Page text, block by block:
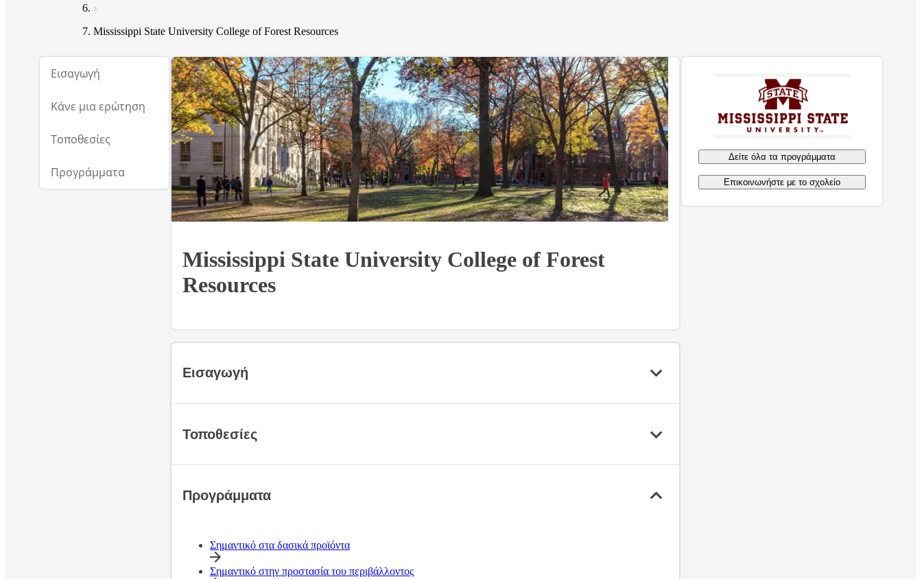
Mississippi State University College of Forest Resources
Εισαγωγή
Κάνε μια ερώτηση
Τοποθεσίες
Προγράμματα
Mississippi State University College of Forest
Resources
Εισαγωγή
Τοποθεσίες
Προγράμματα
Σημαντικό στα δασικά προϊόντα
Σημαντικό στην προστασία του περιβάλλοντος
Δείτε όλα τα προγράμματα
Επικοινωνήστε με το σχολείο